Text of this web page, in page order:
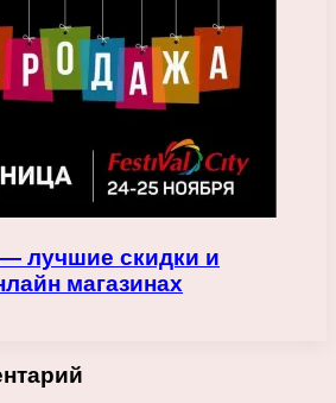
лучшие скидки и
магазинах